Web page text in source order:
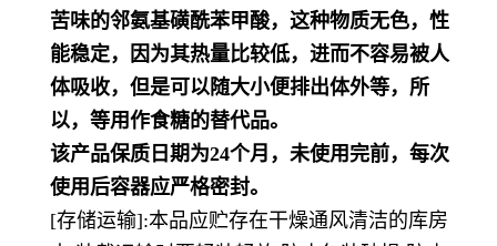
苦味的邻氨基磺酰苯甲酸，这种物质无色，性
能稳定，因为其热量比较低，进而不容易被人
体吸收，但是可以随大小便排出体外等，所
以，等用作食糖的替代品。
该产品保质日期为24个月，未使用完前，每次
使用后容器应严格密封。
[存储运输]:本品应贮存在干燥通风清洁的库房